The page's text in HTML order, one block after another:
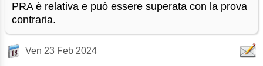
PRA è relativa e può essere superata con la prova
contraria.
Ven 23 Feb 2024